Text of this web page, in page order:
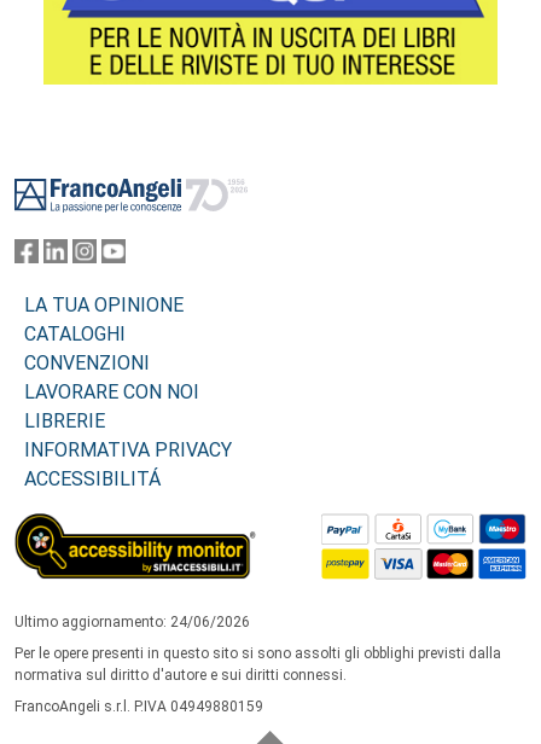
LA TUA OPINIONE
CATALOGHI
CONVENZIONI
LAVORARE CON NOI
LIBRERIE
INFORMATIVA PRIVACY
ACCESSIBILITÁ
Ultimo aggiornamento: 24/06/2026
Per le opere presenti in questo sito si sono assolti gli obblighi previsti dalla
normativa sul diritto d'autore e sui diritti connessi.
FrancoAngeli s.r.l. P.IVA 04949880159